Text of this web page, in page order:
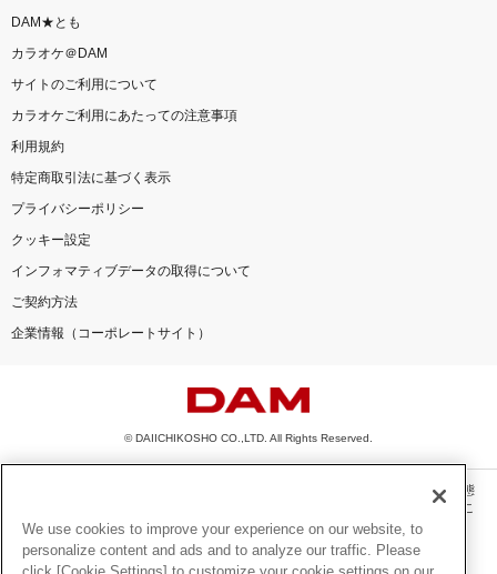
DAM★とも
カラオケ＠DAM
サイトのご利用について
カラオケご利用にあたっての注意事項
利用規約
特定商取引法に基づく表示
プライバシーポリシー
クッキー設定
インフォマティブデータの取得について
ご契約方法
企業情報（コーポレートサイト）
© DAIICHIKOSHO CO.,LTD. All Rights Reserved.
このサイトに掲載されている一切の文章・画像・写真・動画・音声等を、手段や形態
を問わず、著作権法の定める範囲を超えて無断で複製、転載、ファイル化などするこ
とを禁じます。
楽曲及びコンテンツは、機種によりご利用いただけない場合があります。
We use cookies to improve your experience on our website, to
personalize content and ads and to analyze our traffic. Please